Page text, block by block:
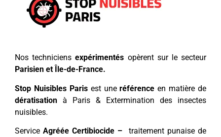
Nos techniciensexpérimentés opèrent sur le secteur
Parisien et Île-de-France.
Stop Nuisibles Parisest uneréférence en matière de
dératisation à Paris & Extermination des insectes
nuisibles.
Service Agréée Certibiocide –
traitement punaise de